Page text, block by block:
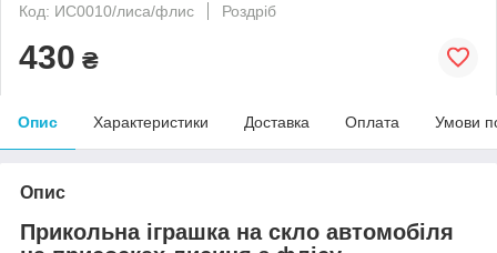
Код: ИС0010/лиса/флис
Роздріб
430 ₴
Опис Характеристики Доставка Оплата Умови
Опис
Прикольна іграшка на скло автомобіля